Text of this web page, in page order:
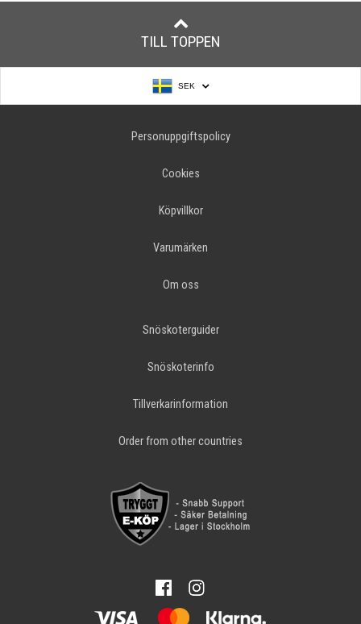
TILL TOPPEN
SEK
Personuppgiftspolicy
Cookies
Köpvillkor
Varumärken
Om oss
Snöskoterguider
Snöskoterinfo
Tillverkarinformation
Order from other countries